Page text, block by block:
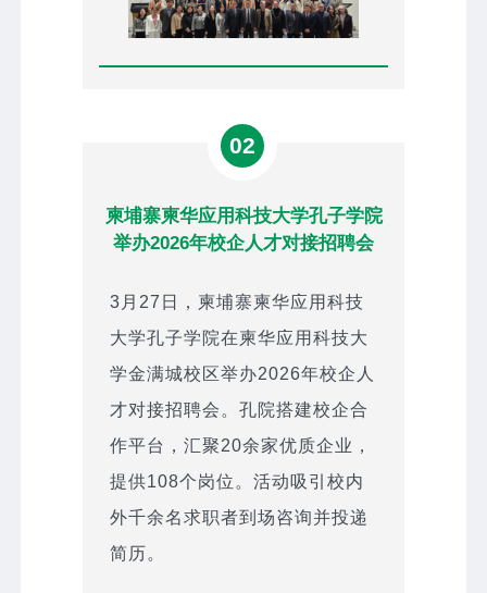
02
柬埔寨柬华应用科技大学孔子学院
举办2026年校企人才对接招聘会
3月27日，柬埔寨柬华应用科技
大学孔子学院在柬华应用科技大
学金满城校区举办2026年校企人
才对接招聘会。孔院搭建校企合
作平台，汇聚20余家优质企业，
提供108个岗位。活动吸引校内
外千余名求职者到场咨询并投递
简历。